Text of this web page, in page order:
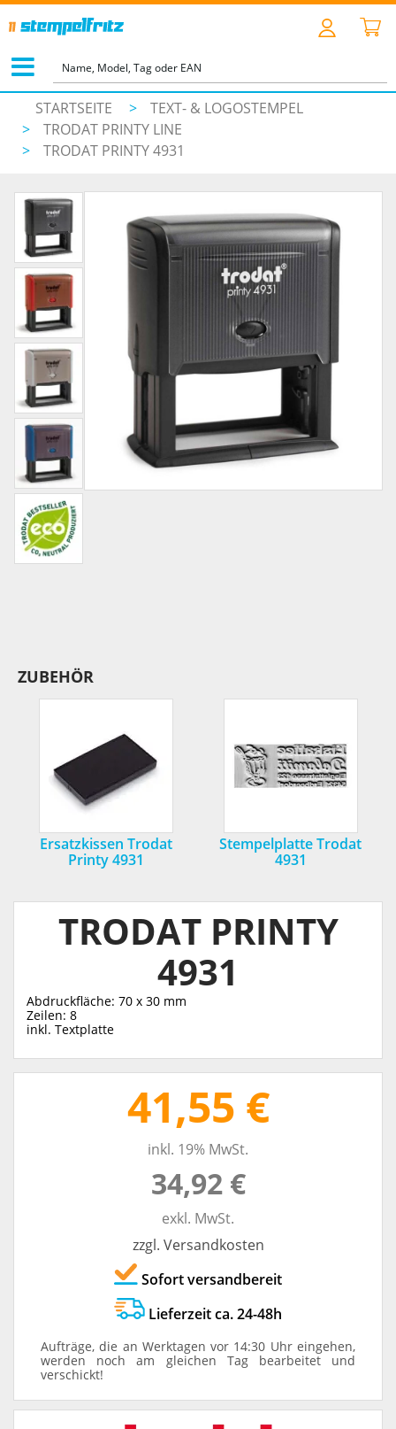
STARTSEITE >
TEXT- & LOGOSTEMPEL
>
TRODAT PRINTY LINE
>
TRODAT PRINTY 4931
ZUBEHÖR
Ersatzkissen Trodat
Printy 4931
Stempelplatte Trodat
4931
TRODAT PRINTY
4931
Abdruckfläche: 70 x 30 mm
Zeilen: 8
inkl. Textplatte
41,55 €
inkl. 19% MwSt.
34,92 €
exkl. MwSt.
zzgl. Versandkosten
Sofort versandbereit
Lieferzeit ca. 24-48h
Aufträge, die an Werktagen vor 14:30 Uhr eingehen,
werden noch am gleichen Tag bearbeitet und
verschickt!